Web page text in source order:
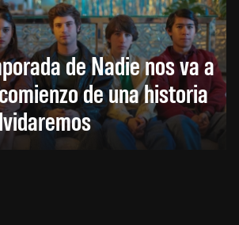
de Nadie nos va a
de una historia